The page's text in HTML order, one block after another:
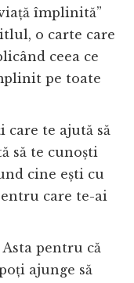
împlinită”
o carte care
ceea ce
pe toate
care te ajută să
să te cunoști
cine ești cu
care te-ai
pentru că
ajunge să